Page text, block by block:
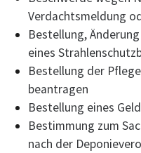
Verdachtsmeldung
Bestellung,
eines
Bestellung der
beantragen
Bestellung eines
Bestimmung zum
nach der